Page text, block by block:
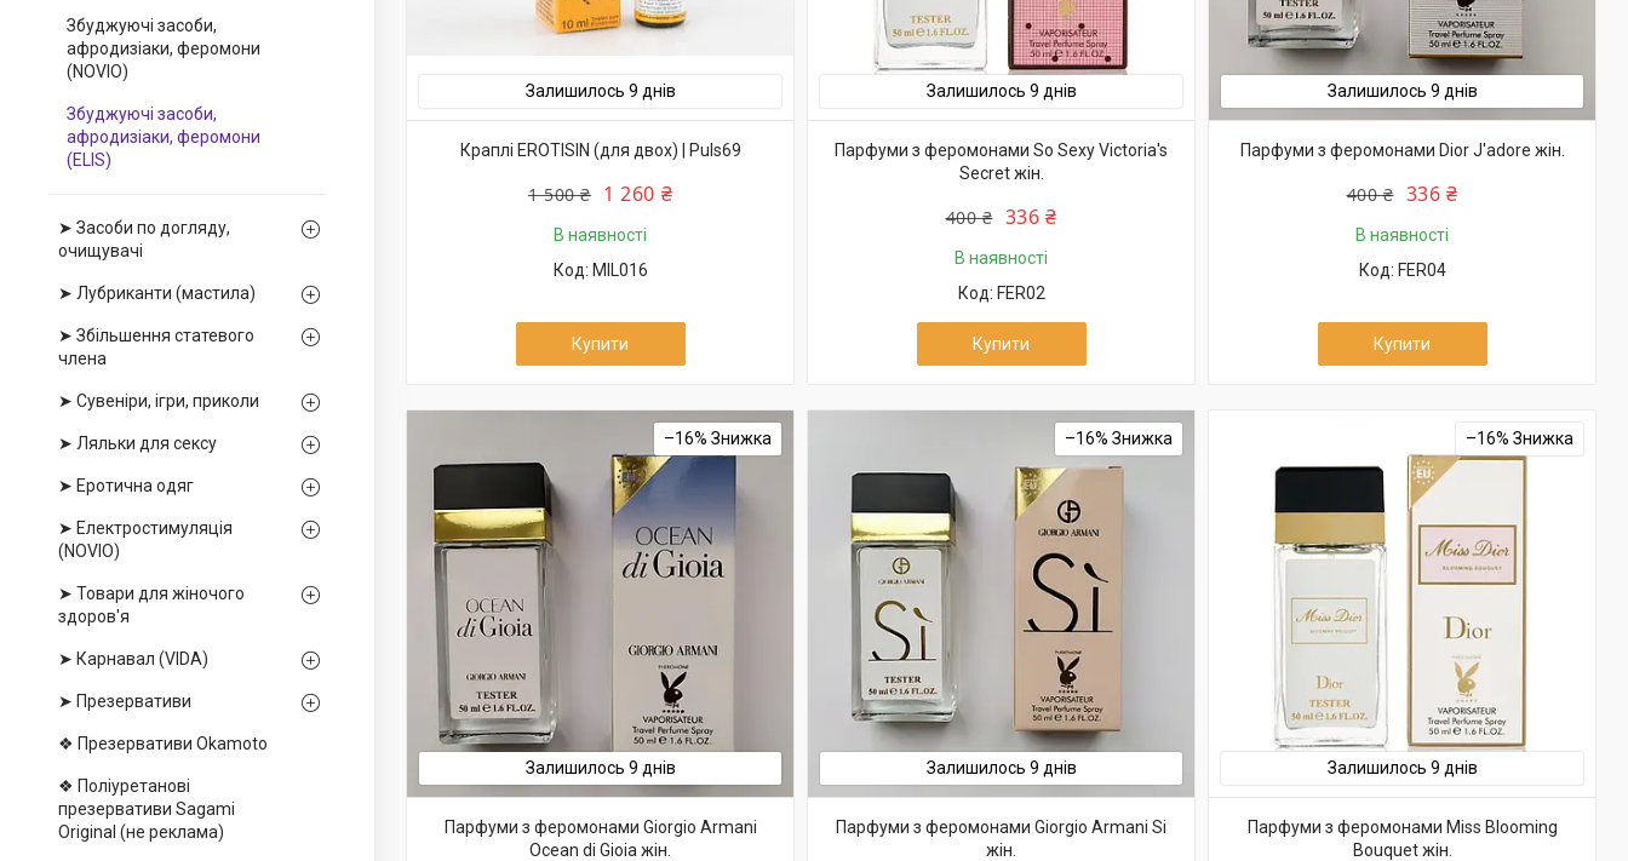
Збуджуючі засоби,
афродизіаки, феромони
(NOVIO)
Збуджуючі засоби,
афродизіаки, феромони
(ELIS)
➤ Засоби по догляду,
очищувачі
➤ Лубриканти (мастила)
➤ Збільшення статевого
члена
➤ Сувеніри, ігри, приколи
➤ Ляльки для сексу
➤ Еротична одяг
➤ Електростимуляція
(NOVIO)
➤ Товари для жіночого
здоров'я
➤ Карнавал (VIDA)
➤ Презервативи
❖ Презервативи Okamoto
❖ Поліуретанові
презервативи Sagami
Оriginal (не реклама)
Залишилось 9 днів
Краплі EROTISIN (для двох) | Puls69
1 500 ₴ 1 260 ₴
В наявності
MIL016
Купити
Залишилось 9 днів
Парфуми з феромонами So Sexy Victoria's
Secret жін.
400 ₴ 336 ₴
В наявності
FER02
Купити
Залишилось 9 днів
Парфуми з феромонами Dior J'adore жін.
400 ₴ 336 ₴
В наявності
FER04
Купити
–16%
Залишилось 9 днів
Парфуми з феромонами Giorgio Armani
Ocean di Gioia жін.
–16%
Залишилось 9 днів
Парфуми з феромонами Giorgio Armani Si
жін.
–16%
Залишилось 9 днів
Парфуми з феромонами Miss Blooming
Bouquet жін.